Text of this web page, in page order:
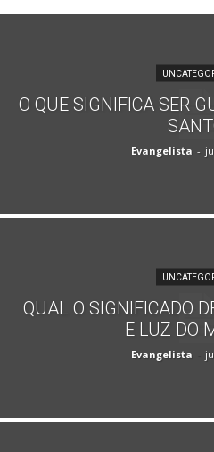
O QUE SIGNIFICA SER
Evangelista -
QUAL O SIGNIFICADO
E LUZ DO
Evangelista -